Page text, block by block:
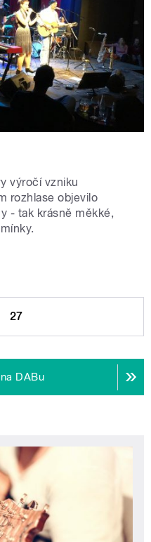
výročí vzniku
rozhlase objevilo
- tak krásně měkké,
27
DABu